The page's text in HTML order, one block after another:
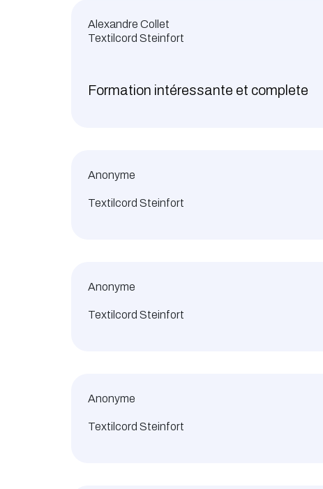
Alexandre Collet
Textilcord Steinfort
Formation intéressante et complete
Anonyme
Textilcord Steinfort
Anonyme
Textilcord Steinfort
Anonyme
Textilcord Steinfort